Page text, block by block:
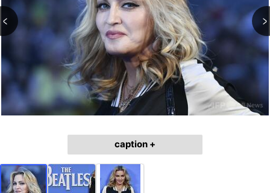
caption +